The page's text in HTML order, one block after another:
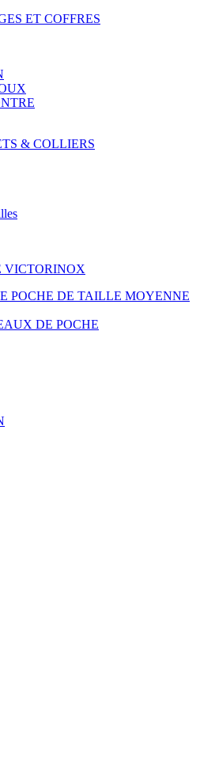
ET COFFRES
& COLLIERS
VICTORINOX
POCHE DE TAILLE MOYENNE
DE POCHE